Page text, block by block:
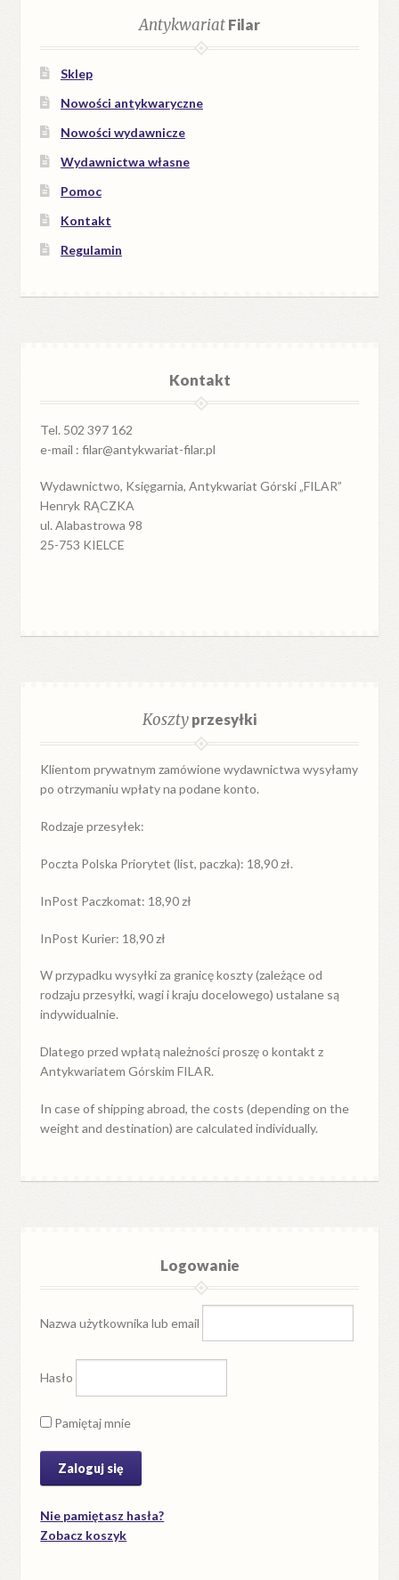
AntykwariatFilar
Sklep
Nowości antykwaryczne
Nowości wydawnicze
Wydawnictwa własne
Pomoc
Kontakt
Regulamin
Kontakt
Tel. 502 397 162
e-mail : filar@antykwariat-filar.pl
Wydawnictwo, Księgarnia, Antykwariat Górski „FILAR”
Henryk RĄCZKA
ul. Alabastrowa 98
25-753 KIELCE
Kosztyprzesyłki
Klientom prywatnym zamówione wydawnictwa wysyłamy
po otrzymaniu wpłaty na podane konto.
Rodzaje przesyłek:
Poczta Polska Priorytet (list, paczka): 18,90 zł.
InPost Paczkomat: 18,90 zł
InPost Kurier: 18,90 zł
W przypadkuwysyłkiza granicękoszty (zależące od
rodzaju przesyłki, wagi i kraju docelowego) ustalane są
indywidualnie.
Dlatego przed wpłatą należności proszę o kontakt z
Antykwariatem Górskim FILAR.
In case of shipping abroad, the costs (depending on the
weight and destination) are calculated individually.
Logowanie
Nazwa użytkownika lub email
Hasło
Pamiętaj mnie
Nie pamiętasz hasła?
Zobacz koszyk